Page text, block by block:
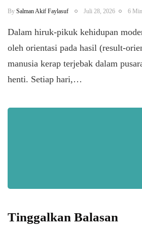
By Salman Akif Faylasuf Juli 28, 2026 6
Dalam hiruk-pikuk kehidupan
oleh orientasi pada hasil (result-
manusia kerap terjebak dalam
henti. Setiap hari,…
Tinggalkan Balasan